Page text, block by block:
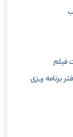
فیلم
برنامه ریزی